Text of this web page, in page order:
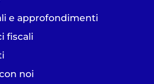
e approfondimenti
fiscali
noi